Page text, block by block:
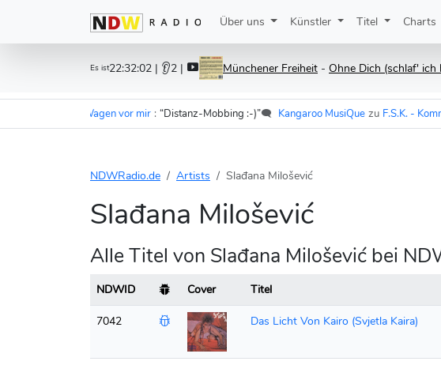
Über uns Künstler Titel Charts
Es ist22:32:02 | 👂2 | Münchener Freiheit - Ohne Dich (schlaf'
Cramer - Im Wagen vor mir : “Distanz-Mobbing :-)”🗨️ Kangaroo MusiQue zu F.S.K. - Komm
NDWRadio.de Artists Slađana Milošević
Slađana Milošević
Alle Titel von Slađana Milošević bei
NDWID Cover Titel
7042
Das Licht Von Kairo (Svjetla Kaira)